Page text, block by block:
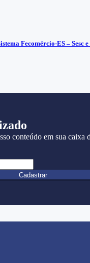
Fecomércio-ES – Sesc e
conteúdo em sua caixa
Cadastrar